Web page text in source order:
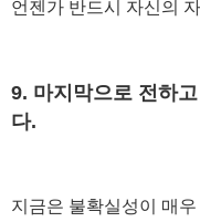
언젠가 반드시 자신의
9. 마지막으로 전하
다.
지금은 불확실성이 매